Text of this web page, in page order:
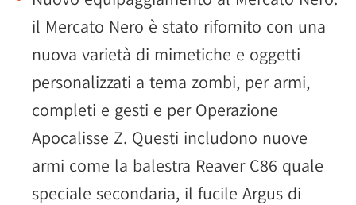
il Mercato Nero è stato rifornito con una
nuova varietà di mimetiche e oggetti
personalizzati a tema zombi, per armi,
completi e gesti e per Operazione
Apocalisse Z. Questi includono nuove
armi come la balestra Reaver C86 quale
speciale secondaria, il fucile Argus di